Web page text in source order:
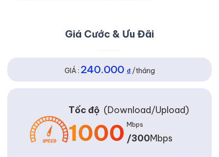
Giá Cước & Ưu Đãi
GIÁ : 240.000 ₫/tháng
Tốc độ (Download/Upload)
1000 Mbps
/300Mbps